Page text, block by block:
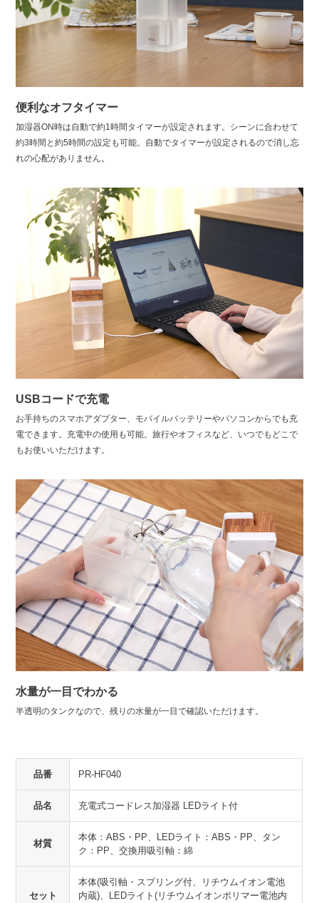
便利なオフタイマー
加湿器ON時は自動で約1時間タイマーが設定されます。シーンに合わせて
約3時間と約5時間の設定も可能。自動でタイマーが設定されるので消し忘
れの心配がありません。
USBコードで充電
お手持ちのスマホアダプター、モバイルバッテリーやパソコンからでも充
電できます。充電中の使用も可能。旅行やオフィスなど、いつでもどこで
もお使いいただけます。
水量が一目でわかる
半透明のタンクなので、残りの水量が一目で確認いただけます。
品番 PR-HF040
品名 充電式コードレス加湿器 LEDライト付
材質
本体：ABS・PP、LEDライト：ABS・PP、タン
ク：PP、交換用吸引軸：綿
セット
本体(吸引軸・スプリング付、リチウムイオン電池
内蔵)、LEDライト(リチウムイオンポリマー電池内